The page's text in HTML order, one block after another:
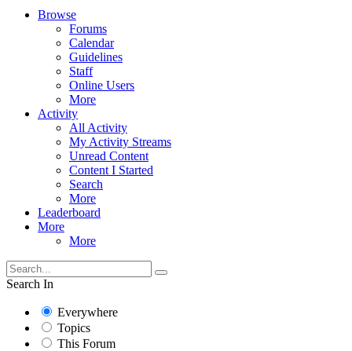
Browse
Forums
Calendar
Guidelines
Staff
Online Users
More
Activity
All Activity
My Activity Streams
Unread Content
Content I Started
Search
More
Leaderboard
More
More
Search In
Everywhere
Topics
This Forum